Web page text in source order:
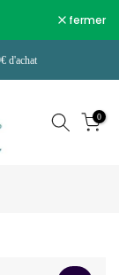
fermer
d'achat
0